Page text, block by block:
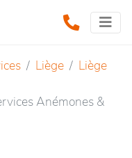
Liège
Liège
Anémones &